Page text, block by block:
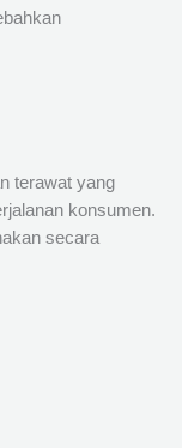
terawat yang
konsumen.
secara